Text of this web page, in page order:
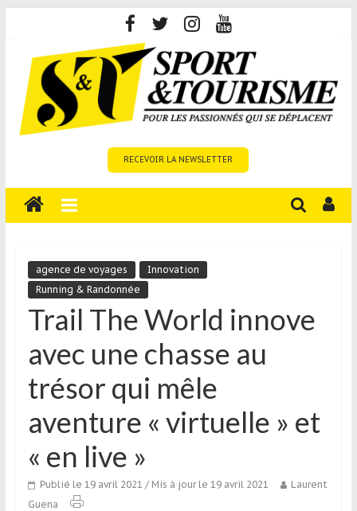
content
Tourisme
est
média
tourisme
sportif
qui
s’adresse
aux
voyageurs
ou
réguliers,
pratiquants,
RECEVOIR LA NEWSLETTER
agence de voyages
Innovation
Running & Randonnée
Trail The World innove
avec une chasse au
trésor qui mêle
aventure « virtuelle » et
« en live »
Publié le 19 avril 2021 / Mis à jour le 19 avril 2021
Laurent
Guena